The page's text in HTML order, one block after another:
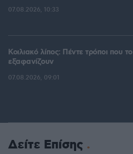
07.08.2026, 10:33
Κοιλιακό λίπος: Πέντε τρόποι που το
εξαφανίζουν
07.08.2026, 09:01
Δείτε Επίσης